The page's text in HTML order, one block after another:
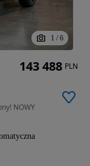
1 / 6
NOWY
143 488 PLN